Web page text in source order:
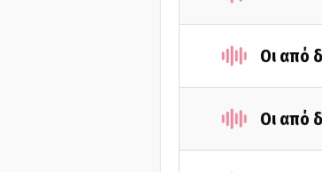
Οι από
Οι από